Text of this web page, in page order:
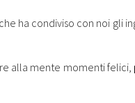
ha condiviso con noi gli
alla mente momenti felici,